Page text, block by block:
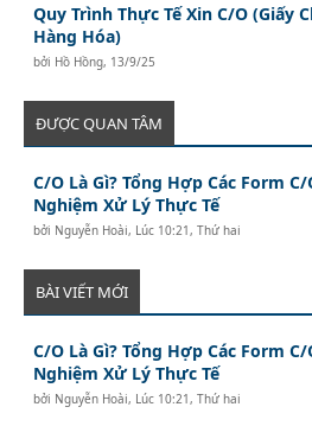
Quy Trình Thực Tế Xin C/O (Giấy
Hàng Hóa)
bởi Hồ Hồng, 13/9/25
ĐƯỢC QUAN TÂM
C/O Là Gì? Tổng Hợp Các Form
Nghiệm Xử Lý Thực Tế
bởi Nguyễn Hoài, Lúc 10:21, Thứ hai
BÀI VIẾT MỚI
C/O Là Gì? Tổng Hợp Các Form
Nghiệm Xử Lý Thực Tế
bởi Nguyễn Hoài, Lúc 10:21, Thứ hai